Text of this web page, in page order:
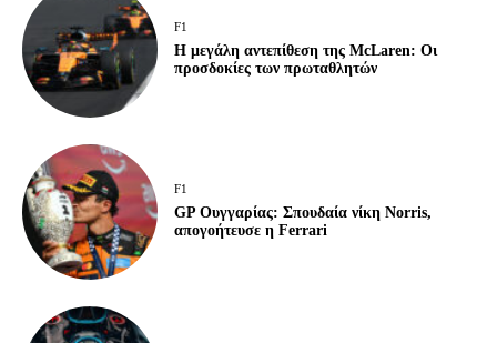
F1
Η μεγάλη αντεπίθεση της McLaren: Οι
προσδοκίες των πρωταθλητών
F1
GP Ουγγαρίας: Σπουδαία νίκη Norris,
απογοήτευσε η Ferrari